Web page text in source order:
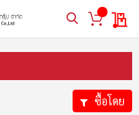
My
ซื้อโดย